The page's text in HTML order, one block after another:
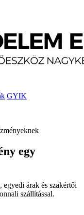
GYIK
egy
árak és szakértői
szállítással.